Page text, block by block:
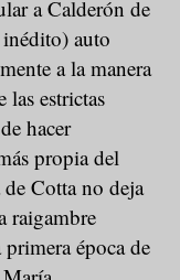
a Calderón de
auto
a la manera
estrictas
hacer
propia del
Cotta no deja
raigambre
época de